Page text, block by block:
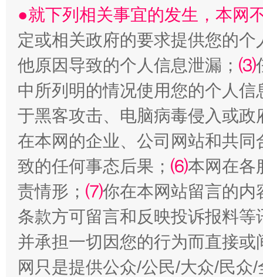
揭批美国五大"原罪" "炒
●就下列相关事宜的发生，本网
定或相关政府的要求提供您的个
他原因导致的个人信息泄漏； ⑶
中所列明的情况使用您的个人
于黑客攻击、电脑病毒侵入或
在本网的企业、公司网站和共
致的任何事态后果； ⑹本网在各
责情形； ⑺你在本网站留言的内
条款方可留言和反映投诉报料
并承担一切因您的行为而直接
网只是提供公众/公民/大众/民